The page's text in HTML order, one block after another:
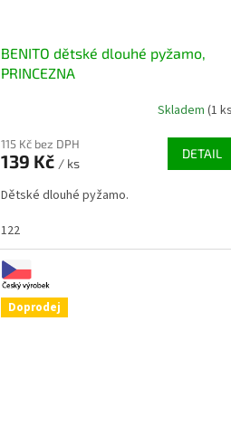
BENITO dětské dlouhé pyžamo,
PRINCEZNA
Skladem (1
115 Kč bez DPH
139 Kč / ks
DETAIL
Dětské dlouhé pyžamo.
122
Doprodej